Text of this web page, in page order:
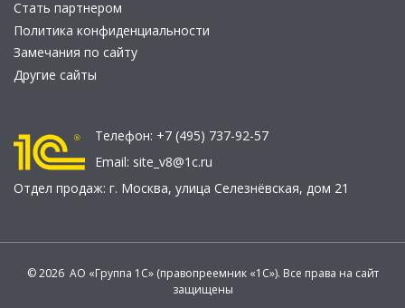
Стать партнером
Политика конфиденциальности
Замечания по сайту
Другие сайты
Телефон: +7 (495) 737-92-57
Email: site_v8@1c.ru
Отдел продаж: г. Москва, улица Селезнёвская, дом 21
© 2026 АО «Группа 1С» (правопреемник «1С»). Все права на сайт
защищены